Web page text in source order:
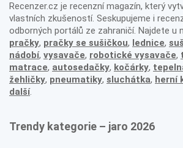
Recenzer.cz je recenzní magazín, který
vlastních zkušeností. Seskupujeme i
odborných portálů ze zahraničí. Najdete u
pračky, pračky se sušičkou, lednice,
nádobí, vysavače, robotické vysavače,
matrace, autosedačky, kočárky,
žehličky, pneumatiky, sluchátka, herní
další.
Trendy kategorie – jaro 2026